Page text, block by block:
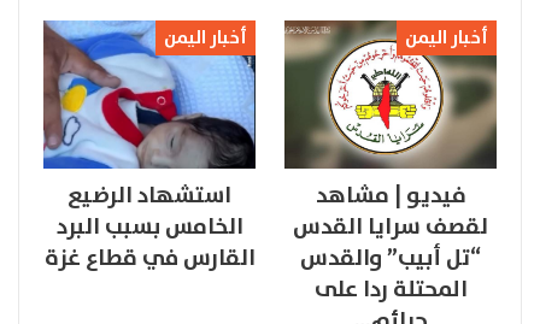
أخبار اليمن
فيديو | مشاهد
لقصف سرايا القدس
“تل أبيب” والقدس
المحتلة ردا على
أخبار اليمن
استشهاد الرضيع
الخامس بسبب البرد
القارس في قطاع غزة